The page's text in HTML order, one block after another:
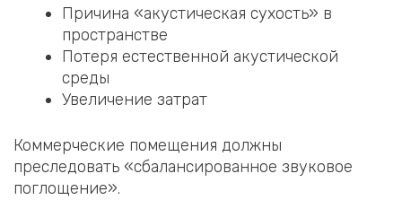
Причина «акустическая сухость» в
пространстве
Потеря естественной акустической
среды
Увеличение затрат
Коммерческие помещения должны
преследовать «сбалансированное звуковое
поглощение».